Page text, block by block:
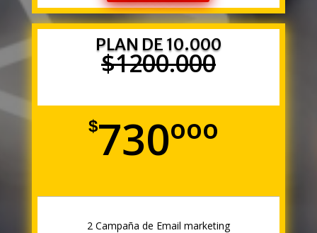
PLAN DE 10.000
$1200.000
$730ººº
2 Campaña de Email marketing